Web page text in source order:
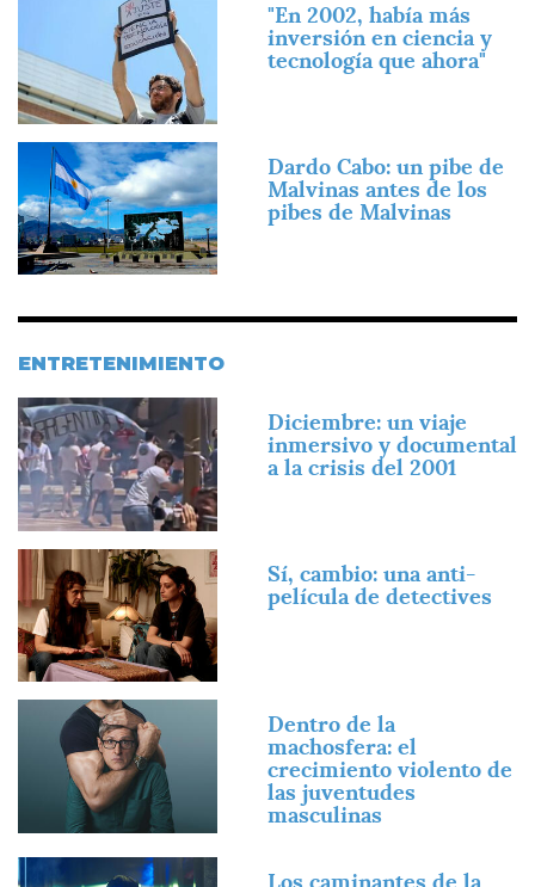
"En 2002, había más
inversión en ciencia y
tecnología que ahora"
Imagen
Dardo Cabo: un pibe de
Malvinas antes de los
pibes de Malvinas
ENTRETENIMIENTO
Imagen
Diciembre: un viaje
inmersivo y documental
a la crisis del 2001
Imagen
Sí, cambio: una anti-
película de detectives
Imagen
Dentro de la
machosfera: el
crecimiento violento de
las juventudes
masculinas